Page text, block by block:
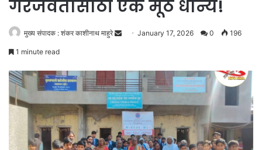
गरजवंतासाठी एक मूठ धान्य!
मुख्य संपादक : शंकर काशीनाथ माहुरे
a
n
e
m
a
January 17, 2026 0 196
1 minute read